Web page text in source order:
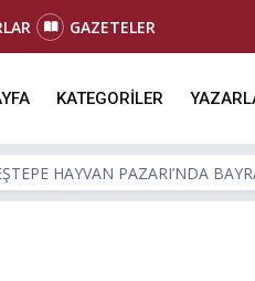
GAZETELER
KATEGORİLER
HAYVAN PAZARI’NDA